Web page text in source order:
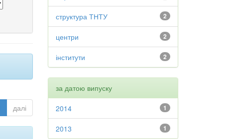
далі
2
структура ТНТУ
2
центри
2
інститути
за датою випуску
1
2014
1
2013